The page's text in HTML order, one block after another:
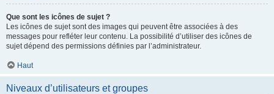
Que sont les icônes de sujet ?
Les icônes de sujet sont des images qui peuvent être associées à des
messages pour refléter leur contenu. La possibilité d’utiliser des icônes de
sujet dépend des permissions définies par l’administrateur.
Haut
Niveaux d’utilisateurs et groupes